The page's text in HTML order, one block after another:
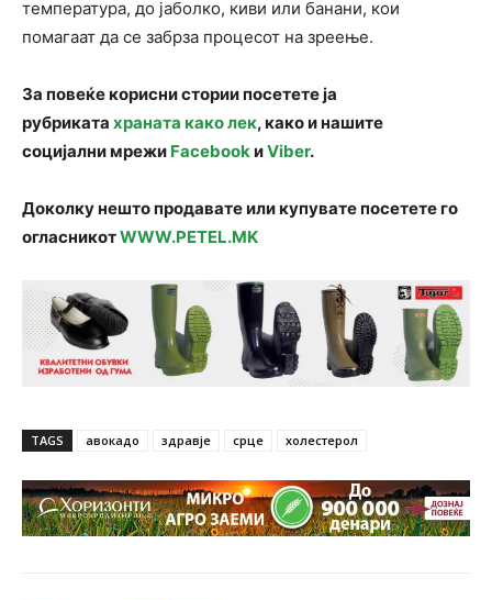
температура, до јаболко, киви или банани, кои
помагаат да се забрза процесот на зреење.
За повеќе корисни стории посетете ја
рубриката храната како лек, како и нашите
социјални мрежи FacebookиViber.
Доколку нешто продавате или купувате посетете го
огласникотWWW.PETEL.MK
TAGS авокадо здравје срце холестерол